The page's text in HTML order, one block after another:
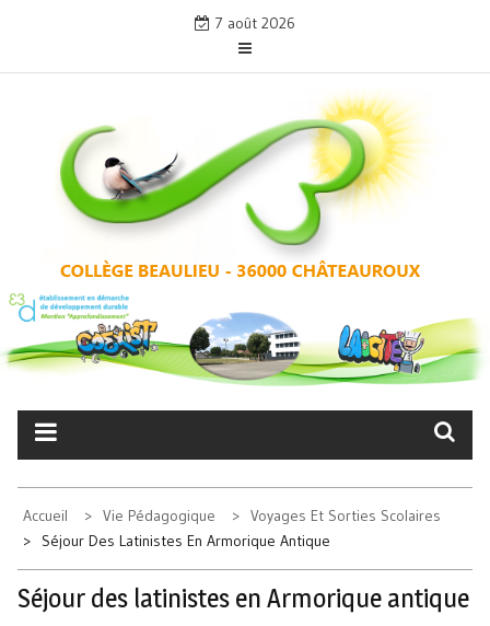
content
7 août 2026
COLLÈGE BEAULIEU –
CHÂTEAUROUX
Accueil Vie Pédagogique
Voyages Et Sorties Scolaires
Séjour Des Latinistes En Armorique Antique
Séjour des latinistes en Armorique antique